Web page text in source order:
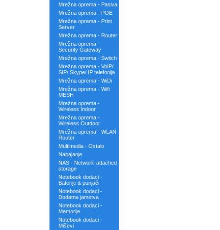
Mrežna oprema - Pasiva
Mrežna oprema - POE
Mrežna oprema - Print
Server
Mrežna oprema - Router
Mrežna oprema -
Security Gateway
Mrežna oprema - Switch
Mrežna oprema - VoIP/
SIP/ Skype/ IP telefonija
Mrežna oprema - WiDi
Mrežna oprema - Wifi
MESH
Mrežna oprema -
Wireless Indoor
Mrežna oprema -
Wireless Outdoor
Mrežna oprema - WLAN
Router
Multimedia - Ostalo
Napajanje
NAS - Network-attached
storage
Notebook dodaci -
Baterije & punjači
Notebook dodaci -
Dodatna jamstva
Notebook dodaci -
Memorije
Notebook dodaci -
Miševi